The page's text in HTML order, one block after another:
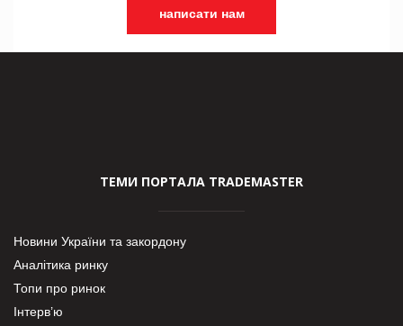
написати нам
ТЕМИ ПОРТАЛА TRADEMASTER
Новини України та закордону
Аналітика ринку
Топи про ринок
Інтерв’ю